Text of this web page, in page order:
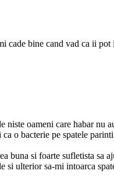
bine cand vad ca ii
oameni care habar nu
o bacterie pe spatele
buna si foarte sufletista
ulterior sa-mi intoarca